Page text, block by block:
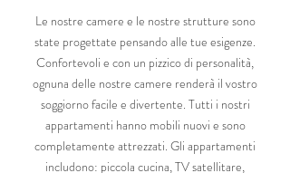
Le nostre camere e le nostre strutture sono
state progettate pensando alle tue esigenze.
Confortevoli e con un pizzico di personalità,
ognuna delle nostre camere renderà il vostro
soggiorno facile e divertente. Tutti i nostri
appartamenti hanno mobili nuovi e sono
completamente attrezzati. Gli appartamenti
includono: piccola cucina, TV satellitare,